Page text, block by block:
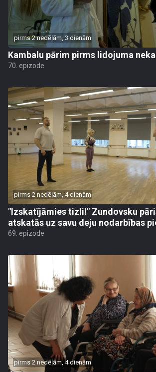
pirms 2 nedēļām, 3 dienām
Kambalu pārim pirms lidojuma
70. epizode
pirms 2 nedēļām, 4 dienām
"Izskatījāmies tizli!" Zundovsku
atskatās uz savu deju nodarbības
69. epizode
pirms 2 nedēļām, 4 dienām